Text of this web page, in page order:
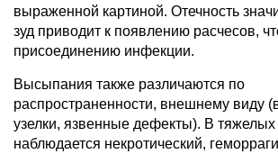
выраженной картиной. Отечность
зуд приводит к появлению расчесов,
присоединению инфекции.
Высыпания также различаются по
распространенности, внешнему виду
узелки, язвенные дефекты). В
наблюдается некротический,